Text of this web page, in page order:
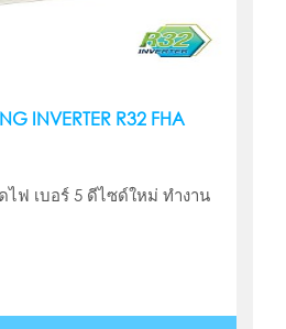
INVERTER R32 FHA
ไฟ เบอร์ 5 ดีไซด์ใหม่ ทำงาน